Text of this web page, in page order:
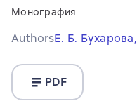
Монография
AuthorsЕ. Б. Бухарова,
PDF